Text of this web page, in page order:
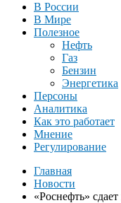
В России
В Мире
Полезное
Нефть
Газ
Бензин
Энергетика
Персоны
Аналитика
Как это работает
Мнение
Регулирование
Главная
Новости
«Роснефть»